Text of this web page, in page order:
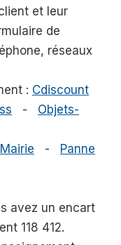
et leur
de
réseaux
: Cdiscount
- Objets-
Mairie - Panne
avez un encart
118 412.